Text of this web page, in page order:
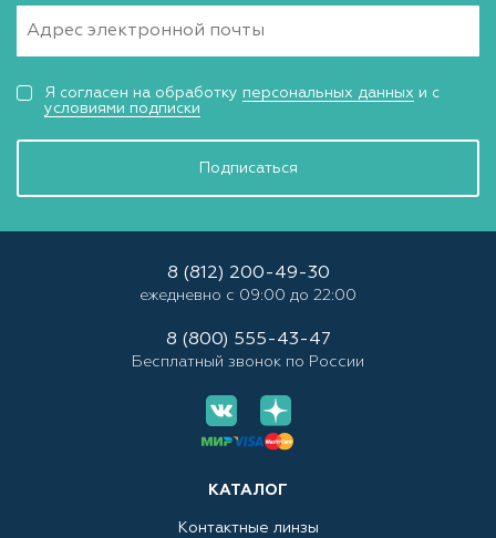
Подписаться
Я согласен на обработку персональных данных и с
условиями подписки
КАТАЛОГ
Контактные линзы
8 (812) 200-49-30
ежедневно с 09:00 до 22:00
8 (800) 555-43-47
Бесплатный звонок по России